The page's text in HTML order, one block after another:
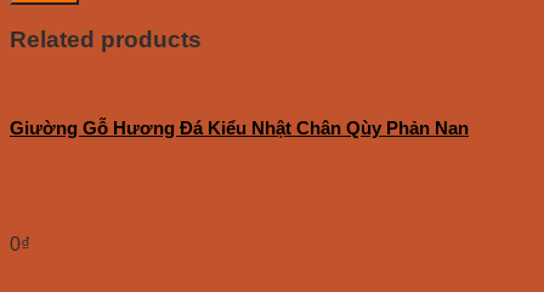
Related products
Giường Gỗ Hương Đá Kiểu Nhật Chân Qùy Phản Nan
0₫